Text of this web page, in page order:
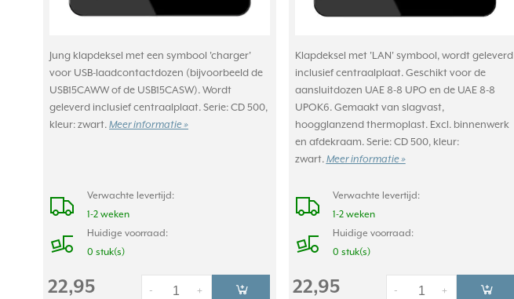
Jung klapdeksel met een symbool 'charger'
voor USB-laadcontactdozen (bijvoorbeeld de
USB15CAWW of de USB15CASW). Wordt
geleverd inclusief centraalplaat. Serie: CD 500,
kleur: zwart. Meer informatie »
Verwachte levertijd:
1-2 weken
Huidige voorraad:
0 stuk(s)
22,95 +
-
Klapdeksel met 'LAN' symbool, wordt geleverd
inclusief centraalplaat. Geschikt voor de
aansluitdozen UAE 8-8 UPO en de UAE 8-8
UPOK6. Gemaakt van slagvast,
hoogglanzend thermoplast. Excl. binnenwerk
en afdekraam. Serie: CD 500, kleur:
zwart. Meer informatie »
Verwachte levertijd:
1-2 weken
Huidige voorraad:
0 stuk(s)
22,95 +
-